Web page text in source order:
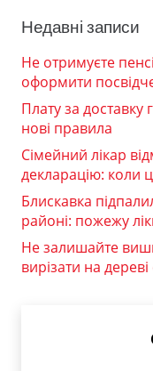
Недавні записи
Не отримуєте
оформити
Плату за доставку
нові правила
Сімейний лікар
декларацію: коли
Блискавка
районі: пожежу
Не залишайте
вирізати на